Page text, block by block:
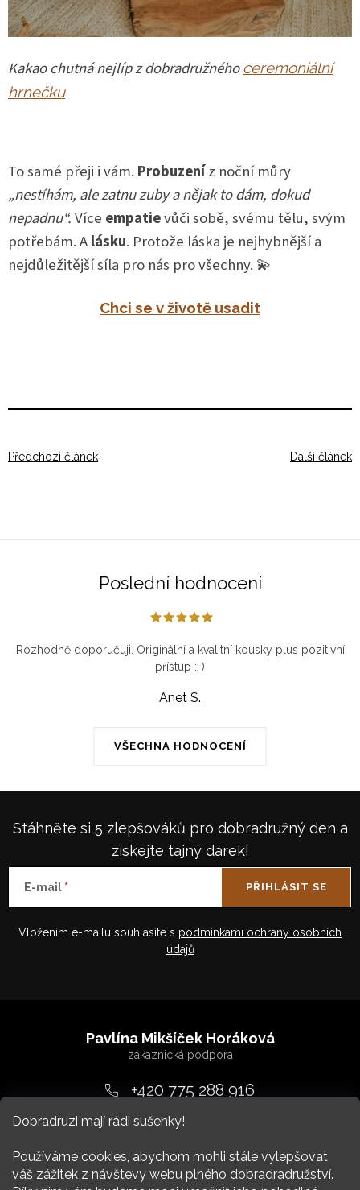
Dobradruzi mají rádi sušenky!
Používáme cookies, abychom mohli stále vylepšovat
váš zážitek z návštevy webu plného dobradradružství.
Kakao chutná nejlíp z dobradružnéhoceremoniální
hrnečku
To samé přeji i vám. Probuzeníz noční můry
„nestíhám, ale zatnu zuby a nějak to dám, dokud
nepadnu“.Více empatievůči sobě, svému tělu, svým
potřebám. Alásku. Protože láska je nejhybnější a
nejdůležitější síla pro nás pro všechny. 💫
Chci se v životě usadit
Předchozí článek Další článek
Poslední hodnocení
VŠECHNA HODNOCENÍ
Rozhodně doporučuji. Originální a kvalitní kousky plus pozitivní
přístup :-)
Anet S.
Stáhněte si 5 zlepšováků pro dobradružný den a
získejte tajný dárek!
E-mail
Vložením e-mailu souhlasíte s podmínkami ochrany osobních
údajů
PŘIHLÁSIT SE
a
Pavlína Mikšíček Horáková
+420 775 288 916
srdcem@dobradruh.cz